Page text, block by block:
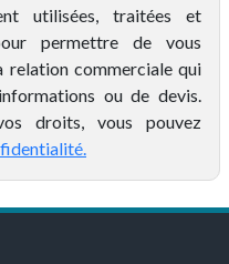
utilisées, traitées et
permettre de vous
relation commerciale qui
ou de devis.
droits, vous pouvez